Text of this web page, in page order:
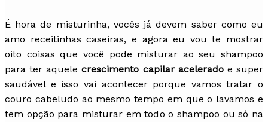
É hora de misturinha, vocês já devem saber como eu
amo receitinhas caseiras, e agora eu vou te mostrar
oito coisas que você pode misturar ao seu shampoo
para ter aquelecrescimento capilar aceleradoe super
saudável e isso vai acontecer porque vamos tratar o
couro cabeludo ao mesmo tempo em que o lavamos e
tem opção para misturar em todo o shampoo ou só na